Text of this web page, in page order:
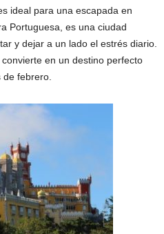
ideal para una escapada en
Portuguesa, es una ciudad
y dejar a un lado el estrés diario.
en un destino perfecto
febrero.